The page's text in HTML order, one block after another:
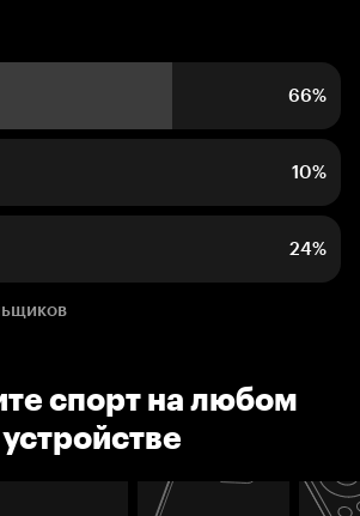
66%
10%
24%
спорт на любом
устройстве